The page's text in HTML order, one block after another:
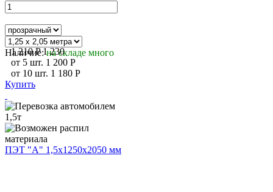
Наличие: на складе много
1 210 P 1 230
от 5 шт. 1 200 P
от 10 шт. 1 180 P
Купить
ПЭТ "А" 1,5х1250х2050 мм